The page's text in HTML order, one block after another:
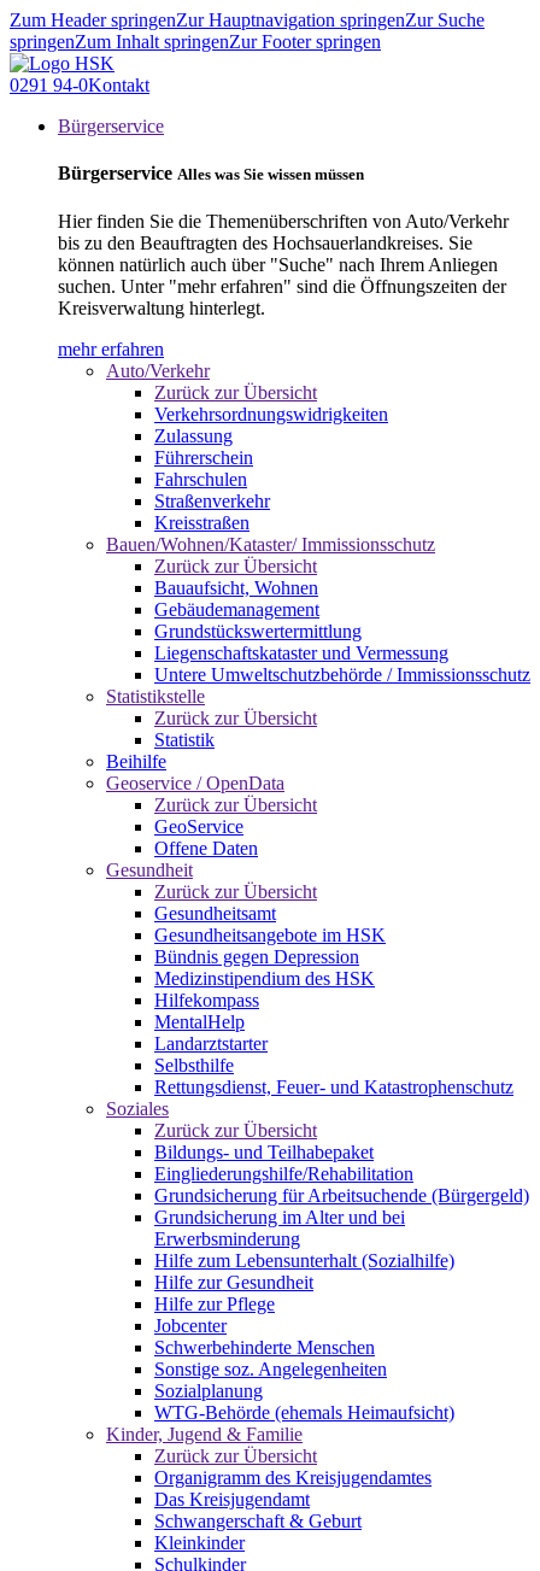
Zum Header springenZur Hauptnavigation springenZur Suche
springenZum Inhalt springenZur Footer springen
0291 94-0Kontakt
Bürgerservice
Bürgerservice Alles was Sie wissen müssen
Hier finden Sie die Themenüberschriften von Auto/Verkehr
bis zu den Beauftragten des Hochsauerlandkreises. Sie
können natürlich auch über "Suche" nach Ihrem Anliegen
suchen. Unter "mehr erfahren" sind die Öffnungszeiten der
Kreisverwaltung hinterlegt.
mehr erfahren
Auto/Verkehr
Zurück zur Übersicht
Verkehrsordnungswidrigkeiten
Zulassung
Führerschein
Fahrschulen
Straßenverkehr
Kreisstraßen
Bauen/Wohnen/Kataster/ Immissionsschutz
Zurück zur Übersicht
Bauaufsicht, Wohnen
Gebäudemanagement
Grundstückswertermittlung
Liegenschaftskataster und Vermessung
Untere Umweltschutzbehörde / Immissionsschutz
Statistikstelle
Zurück zur Übersicht
Statistik
Beihilfe
Geoservice / OpenData
Zurück zur Übersicht
GeoService
Offene Daten
Gesundheit
Zurück zur Übersicht
Gesundheitsamt
Gesundheitsangebote im HSK
Bündnis gegen Depression
Medizinstipendium des HSK
Hilfekompass
MentalHelp
Landarztstarter
Selbsthilfe
Rettungsdienst, Feuer- und Katastrophenschutz
Soziales
Zurück zur Übersicht
Bildungs- und Teilhabepaket
Eingliederungshilfe/Rehabilitation
Grundsicherung für Arbeitsuchende (Bürgergeld)
Grundsicherung im Alter und bei
Erwerbsminderung
Hilfe zum Lebensunterhalt (Sozialhilfe)
Hilfe zur Gesundheit
Hilfe zur Pflege
Jobcenter
Schwerbehinderte Menschen
Sonstige soz. Angelegenheiten
Sozialplanung
WTG-Behörde (ehemals Heimaufsicht)
Kinder, Jugend & Familie
Zurück zur Übersicht
Organigramm des Kreisjugendamtes
Das Kreisjugendamt
Schwangerschaft & Geburt
Kleinkinder
Schulkinder